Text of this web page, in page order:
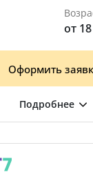
от
Оформить